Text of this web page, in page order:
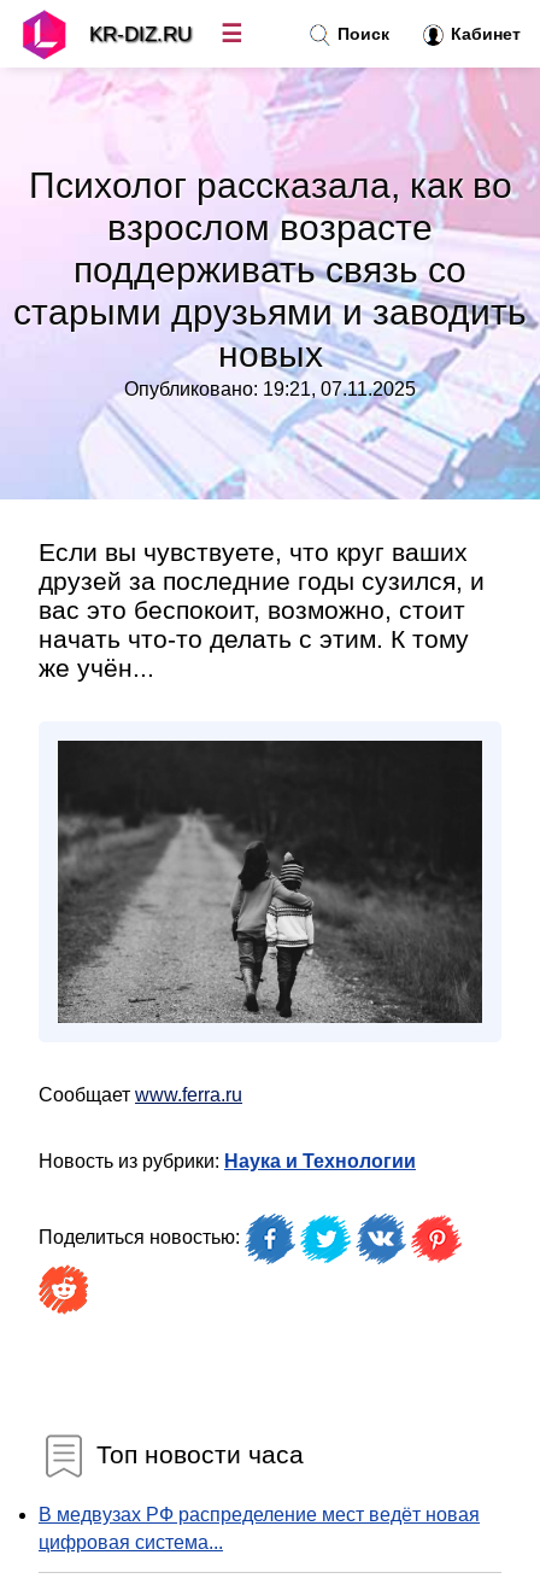
Психолог рассказала, как во
взрослом возрасте
поддерживать связь со
старыми друзьями и заводить
новых
Опубликовано: 19:21, 07.11.2025
Если вы чувствуете, что круг ваших
друзей за последние годы сузился, и
вас это беспокоит, возможно, стоит
начать что-то делать с этим. К тому
же учён...
Сообщает www.ferra.ru
Новость из рубрики: Наука и Технологии
Поделиться новостью:
Топ новости часа
В медвузах РФ распределение мест ведёт новая
цифровая система...
Поиск Кабинет
KR-DIZ.RU ☰
Топ новостей»
Рубрики»
Контакт»